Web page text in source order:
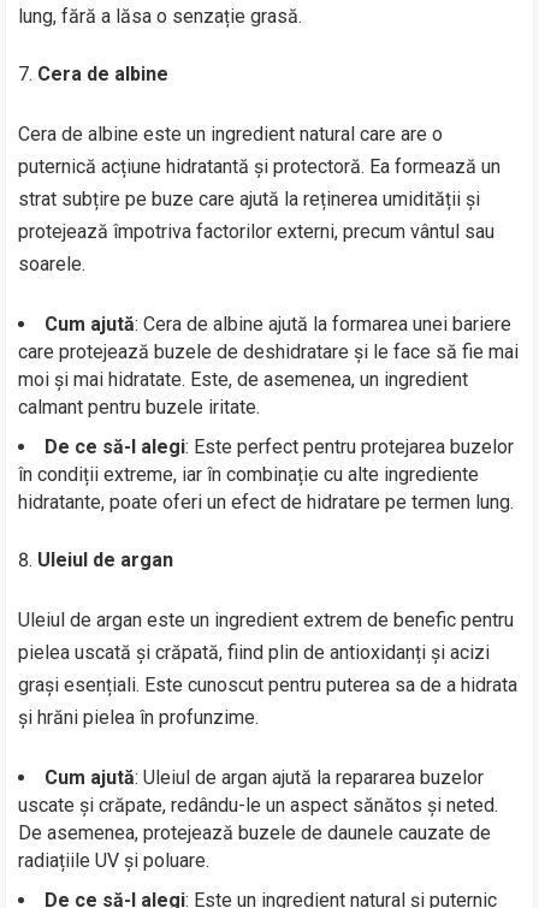
lung, fără a lăsa o senzație grasă.
Cera de albine
Cera de albine este un ingredient natural care are o
puternică acțiune hidratantă și protectoră. Ea formează un
strat subțire pe buze care ajută la reținerea umidității și
protejează împotriva factorilor externi, precum vântul sau
soarele.
Cum ajută: Cera de albine ajută la formarea unei bariere
care protejează buzele de deshidratare și le face să fie mai
moi și mai hidratate. Este, de asemenea, un ingredient
calmant pentru buzele iritate.
De ce să-l alegi: Este perfect pentru protejarea buzelor
în condiții extreme, iar în combinație cu alte ingrediente
hidratante, poate oferi un efect de hidratare pe termen lung.
Uleiul de argan
Uleiul de argan este un ingredient extrem de benefic pentru
pielea uscată și crăpată, fiind plin de antioxidanți și acizi
grași esențiali. Este cunoscut pentru puterea sa de a hidrata
și hrăni pielea în profunzime.
Cum ajută: Uleiul de argan ajută la repararea buzelor
uscate și crăpate, redându-le un aspect sănătos și neted.
De asemenea, protejează buzele de daunele cauzate de
radiațiile UV și poluare.
De ce să-l alegi: Este un ingredient natural și puternic